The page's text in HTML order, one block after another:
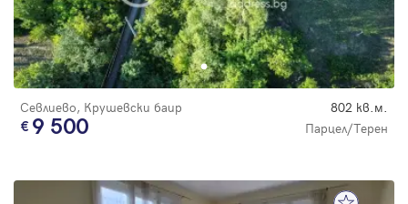
Севлиево, Крушевски баир 802 кв.м.
9 500 Парцел/Терен